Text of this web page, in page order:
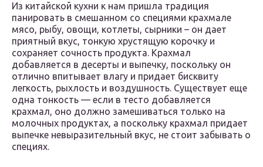
Из китайской кухни к нам пришла традиция
панировать в смешанном со специями крахмале
мясо, рыбу, овощи, котлеты, сырники – он дает
приятный вкус, тонкую хрустящую корочку и
сохраняет сочность продукта. Крахмал
добавляется в десерты и выпечку, поскольку он
отлично впитывает влагу и придает бисквиту
легкость, рыхлость и воздушность. Существует еще
одна тонкость — если в тесто добавляется
крахмал, оно должно замешиваться только на
молочных продуктах, а поскольку крахмал придает
выпечке невыразительный вкус, не стоит забывать о
специях.